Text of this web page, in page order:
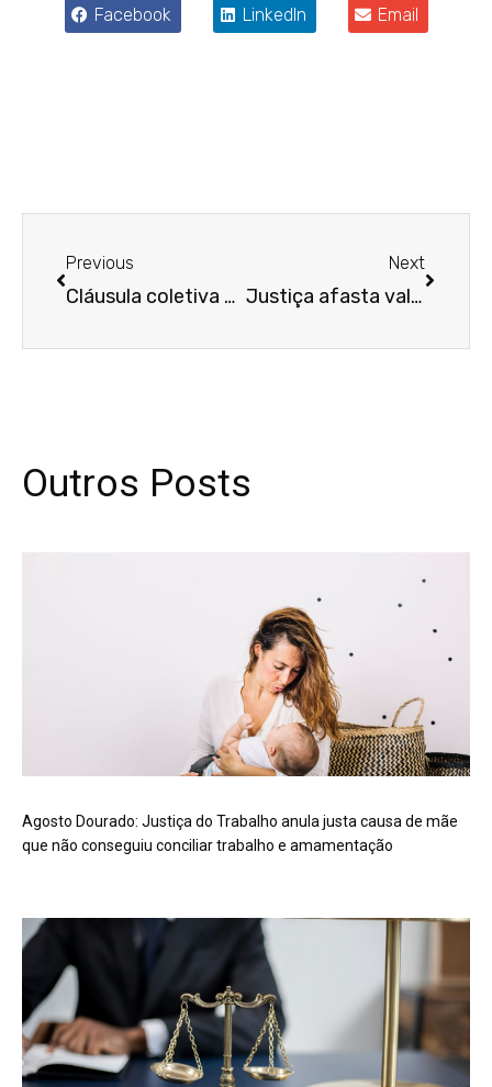
Facebook LinkedIn Email
Previous
Cláusula coletiva que divide intervalo intrajornada em dois períodos é válida
Next
Justiça afasta validade de carta de demissão e declara rescisão indireta de trabalhador com deficiência intelectual
Outros Posts
Agosto Dourado: Justiça do Trabalho anula justa causa de mãe
que não conseguiu conciliar trabalho e amamentação